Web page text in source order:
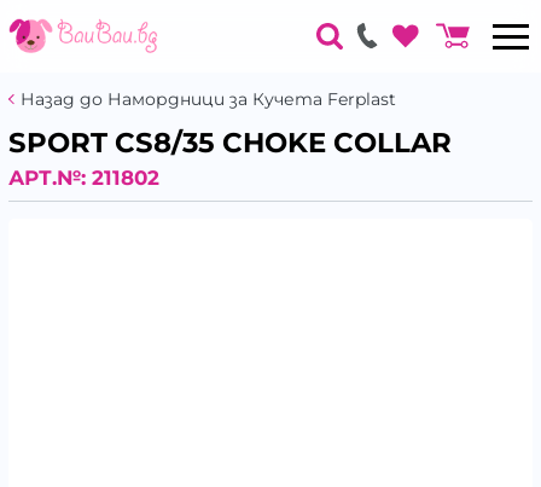
Назад до Намордници за Кучета Ferplast
SPORT CS8/35 CHOKE COLLAR
АРТ.№: 211802